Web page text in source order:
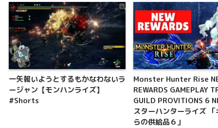
一矢報いようとするもかなわないラ
ージャン【モンハンライズ】
#Shorts
Monster Hunter Rise
REWARDS GAMEPLAY
GUILD PROVITIONS 6
スターハンターライズ
らの供給品６」